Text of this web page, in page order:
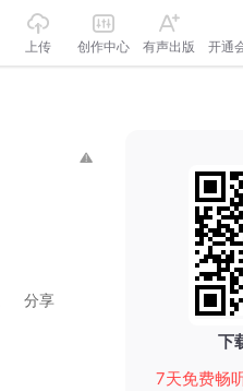
上传 创作中心 有声出版 开通
分享
下
7天免费畅